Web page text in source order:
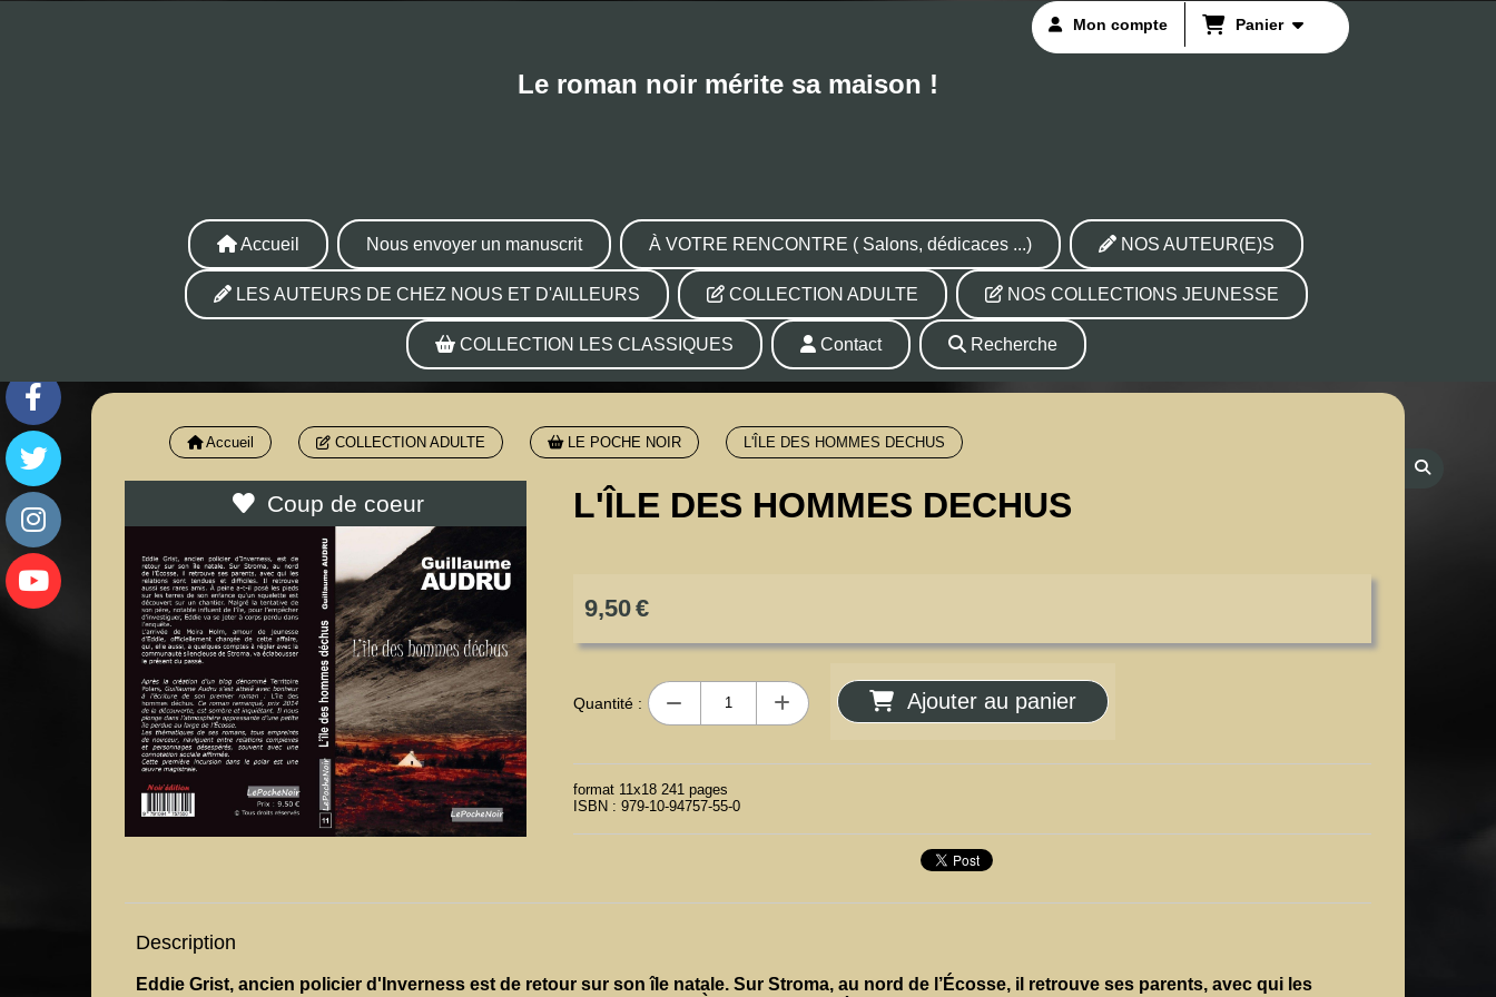
Le roman noir mérite sa maison !
Mon compte Panier
Accueil Nous envoyer un manuscrit À VOTRE RENCONTRE ( Salons, dédicaces ...) NOS AUTEUR(E)S
LES AUTEURS DE CHEZ NOUS ET D'AILLEURS COLLECTION ADULTE NOS COLLECTIONS JEUNESSE
COLLECTION LES CLASSIQUES Contact Recherche
Accueil COLLECTION ADULTE LE POCHE NOIR L'ÎLE DES HOMMES DECHUS
Coup de coeur L'ÎLE DES HOMMES DECHUS
9,50€
Quantité : Ajouter au panier
format 11x18 241 pages
ISBN : 979-10-94757-55-0
Description
Eddie Grist, ancien policier d'Inverness est de retour sur son île natale. Sur Stroma, au nord de l’Écosse, il retrouve ses parents, avec qui les